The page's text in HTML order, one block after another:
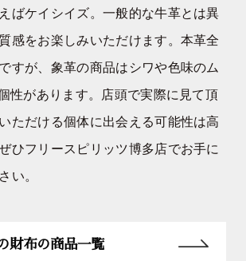
ばケイシイズ。一般的な牛革とは異
感をお楽しみいただけます。本革全
すが、象革の商品はシワや色味のム
性があります。店頭で実際に見て頂
ただける個体に出会える可能性は高
ひフリースピリッツ博多店でお手に
い。
財布の商品一覧